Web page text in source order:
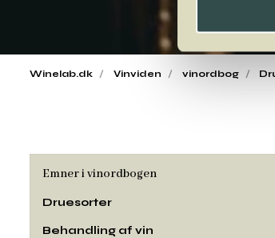
Winelab.dk Vinviden vinordbog
Emner i vinordbogen
Druesorter
Behandling af vin